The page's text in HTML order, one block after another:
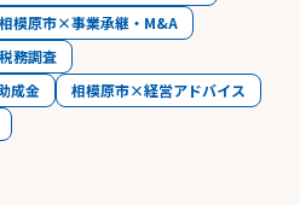
相模原市×事業承継・M&A
務調査
成金
相模原市×経営アドバイス